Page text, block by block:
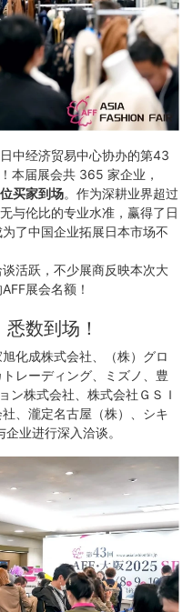
中经济贸易中心协办的第43
本届展会共 365 家企业，
买家到场。作为深耕业界超过
与伦比的专业水准，赢得了日
了中国企业拓展日本市场不
活跃，不少展商反映本次大
展会名额！
数到场！
旭化成株式会社、（株）グロ
レーディング、ミズノ、豊
ン株式会社、株式会社ＧＳＩ
、瀧定名古屋（株）、シキ
业进行深入洽谈。